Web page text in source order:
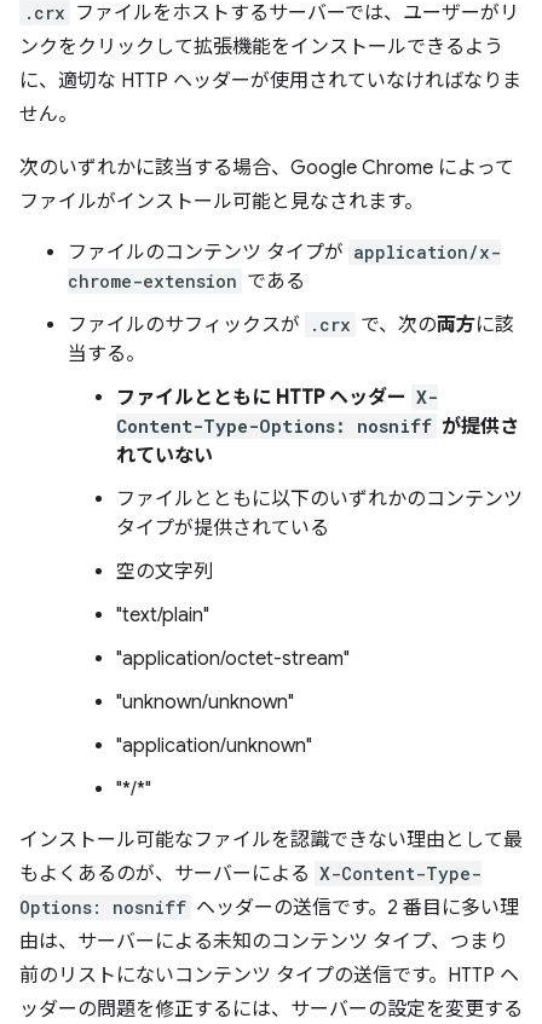
.crx ファイルをホストするサーバーでは、ユーザーがリ
ンクをクリックして拡張機能をインストールできるよう
に、適切な HTTP ヘッダーが使用されていなければなりま
せん。
次のいずれかに該当する場合、Google Chrome によって
ファイルがインストール可能と見なされます。
ファイルのコンテンツ タイプが application/x-
chrome-extension である
ファイルのサフィックスが
.crx で、次の両方に該
当する。
ファイルとともに HTTP ヘッダー X-
Content-Type-Options: nosniff が提供さ
れていない
ファイルとともに以下のいずれかのコンテンツ
タイプが提供されている
空の文字列
"text/plain"
"application/octet-stream"
"unknown/unknown"
"application/unknown"
"*/*"
インストール可能なファイルを認識できない理由として最
もよくあるのが、サーバーによる X-Content-Type-
Options: nosniff ヘッダーの送信です。2 番目に多い理
由は、サーバーによる未知のコンテンツ タイプ、つまり
前のリストにないコンテンツ タイプの送信です。HTTP ヘ
ッダーの問題を修正するには、サーバーの設定を変更する